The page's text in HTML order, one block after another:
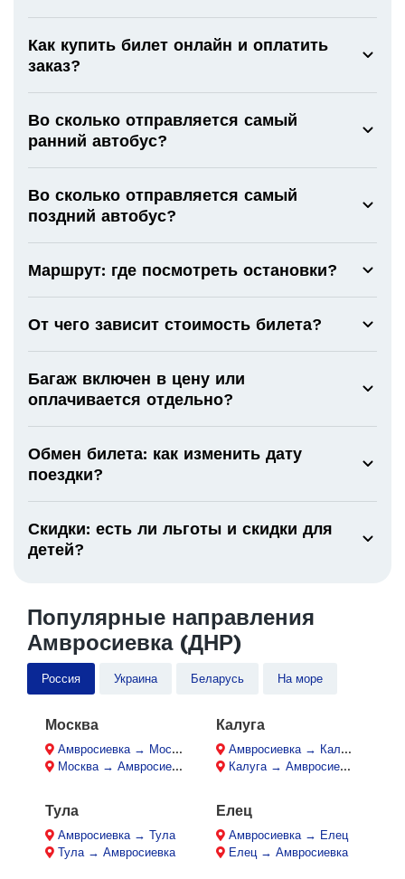
Как купить билет онлайн и оплатить
заказ?
Во сколько отправляется самый
ранний автобус?
Во сколько отправляется самый
поздний автобус?
Маршрут: где посмотреть остановки?
От чего зависит стоимость билета?
Багаж включен в цену или
оплачивается отдельно?
Обмен билета: как изменить дату
поездки?
Скидки: есть ли льготы и скидки для
детей?
Популярные направления
Амвросиевка (ДНР)
Россия Украина Беларусь На море
Москва
Амвросиевка → Москва
Москва → Амвросиевка
Калуга
Амвросиевка → Калуга
Калуга → Амвросиевка
Тула
Амвросиевка → Тула
Тула → Амвросиевка
Елец
Амвросиевка → Елец
Елец → Амвросиевка